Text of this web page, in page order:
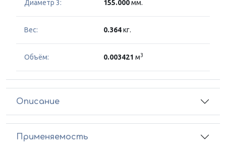
Диаметр 3: 155.000мм.
Вес: 0.364кг.
Объём: 0.003421 м3
Описание
Применяемость